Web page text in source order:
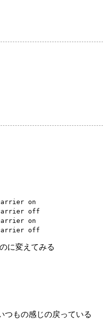
on
carrier off
on
carrier off
に変えてみる
つもの感じの戻っている